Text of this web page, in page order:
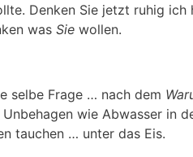
Denken Sie jetzt ruhig
was Sie wollen.
selbe Frage … nach dem
wie Abwasser in
tauchen … unter das Eis.